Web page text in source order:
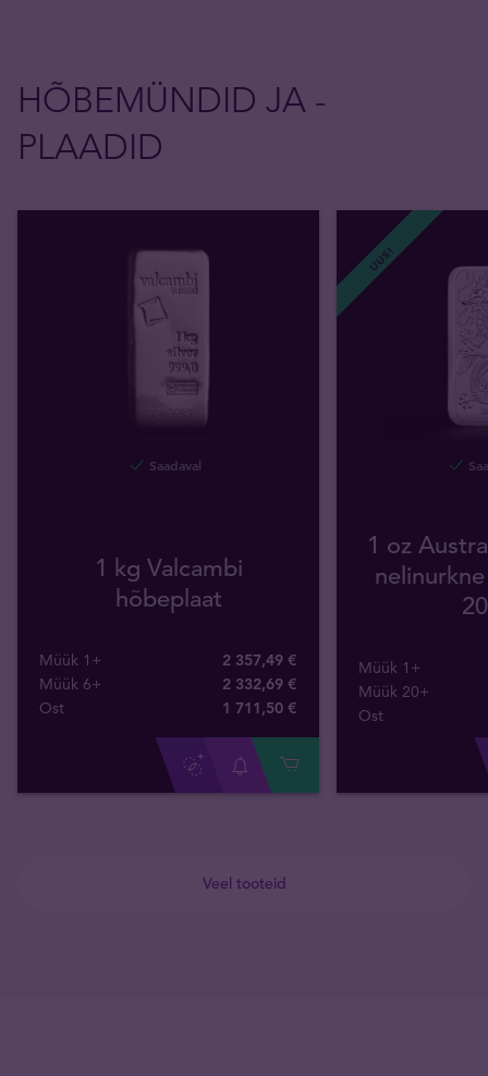
HÕBEMÜNDID JA -
PLAADID
Veel tooteid
Saadaval
1 kg Valcambi
hõbeplaat
Müük 1+
2 357,49 €
Müük 6+
2 332,69 €
Ost
1 711,50 €
UUS!
1 oz
Müük 1+
Müük 20+
Ost